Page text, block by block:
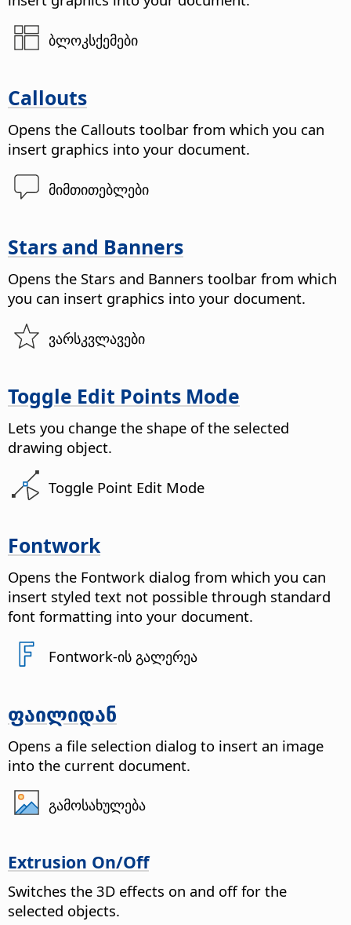
ბლოკსქემები
Callouts
Opens the Callouts toolbar from which you can
insert graphics into your document.
მიმთითებლები
Stars and Banners
Opens the Stars and Banners toolbar from which
you can insert graphics into your document.
ვარსკვლავები
Toggle Edit Points Mode
Lets you change the shape of the selected
drawing object.
Toggle Point Edit Mode
Fontwork
Opens the Fontwork dialog from which you can
insert styled text not possible through standard
font formatting into your document.
Fontwork-ის გალერეა
ფაილიდან
Opens a file selection dialog to insert an image
into the current document.
გამოსახულება
Extrusion On/Off
Switches the 3D effects on and off for the
selected objects.